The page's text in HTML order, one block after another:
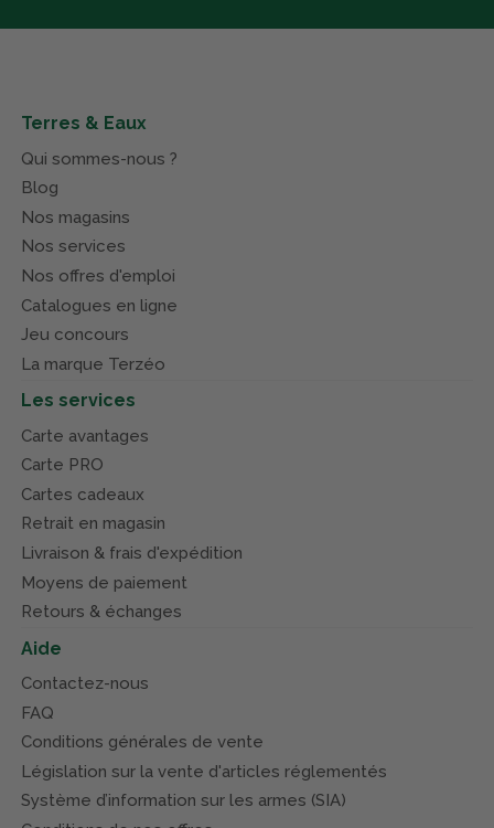
Terres & Eaux
Qui sommes-nous ?
Blog
Nos magasins
Nos services
Nos offres d'emploi
Catalogues en ligne
Jeu concours
La marque Terzéo
Les services
Carte avantages
Carte PRO
Cartes cadeaux
Retrait en magasin
Livraison & frais d'expédition
Moyens de paiement
Retours & échanges
Aide
Contactez-nous
FAQ
Conditions générales de vente
Législation sur la vente d'articles réglementés
Système d’information sur les armes (SIA)